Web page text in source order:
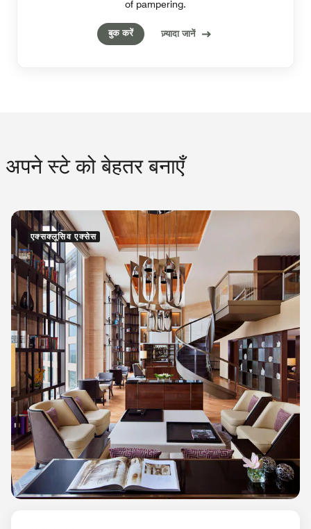
of pampering.
बुक करें ज़्यादा जानें
अपने स्टे को बेहतर बनाएँ
एक्सक्लूसिव एक्सेस